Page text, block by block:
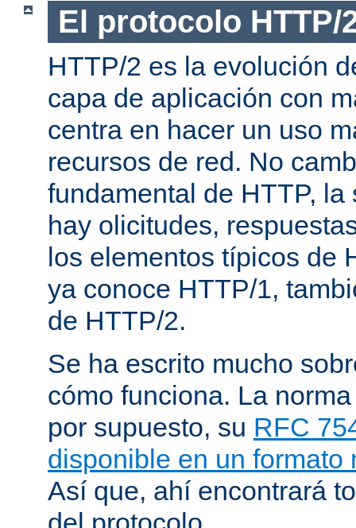
El protocolo HTTP/
HTTP/2 es la evolución
capa de aplicación con
centra en hacer un uso
recursos de red. No
fundamental de HTTP, la
hay olicitudes,
los elementos típicos de
ya conoce HTTP/1,
de HTTP/2.
Se ha escrito mucho
cómo funciona. La
por supuesto, su RFC
disponible en un formato
Así que, ahí encontrará